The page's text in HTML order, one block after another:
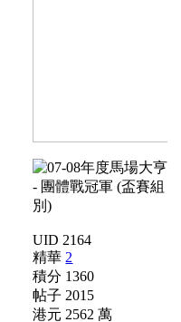
UID 2164
精華 2
積分 1360
帖子 2015
港元 2562 萬